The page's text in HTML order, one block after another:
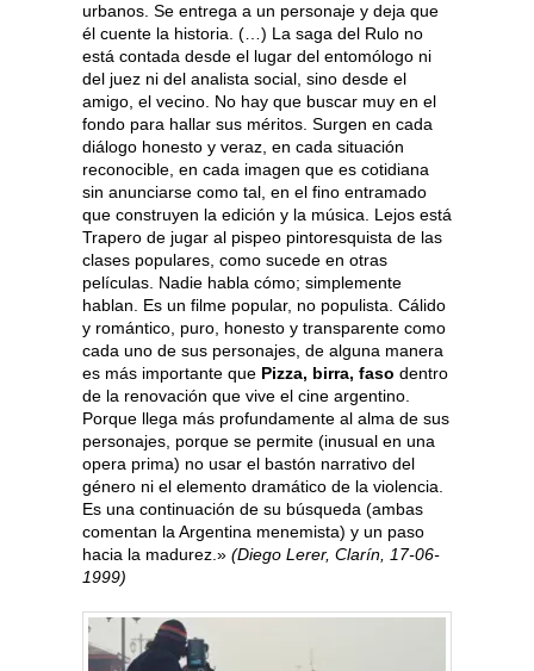
urbanos. Se entrega a un personaje y deja que
él cuente la historia. (…) La saga del Rulo no
está contada desde el lugar del entomólogo ni
del juez ni del analista social, sino desde el
amigo, el vecino. No hay que buscar muy en el
fondo para hallar sus méritos. Surgen en cada
diálogo honesto y veraz, en cada situación
reconocible, en cada imagen que es cotidiana
sin anunciarse como tal, en el fino entramado
que construyen la edición y la música. Lejos está
Trapero de jugar al pispeo pintoresquista de las
clases populares, como sucede en otras
películas. Nadie habla cómo; simplemente
hablan. Es un filme popular, no populista. Cálido
y romántico, puro, honesto y transparente como
cada uno de sus personajes, de alguna manera
es más importante que Pizza, birra, faso dentro
de la renovación que vive el cine argentino.
Porque llega más profundamente al alma de sus
personajes, porque se permite (inusual en una
opera prima) no usar el bastón narrativo del
género ni el elemento dramático de la violencia.
Es una continuación de su búsqueda (ambas
comentan la Argentina menemista) y un paso
hacia la madurez.» (Diego Lerer, Clarín, 17-06-
1999)